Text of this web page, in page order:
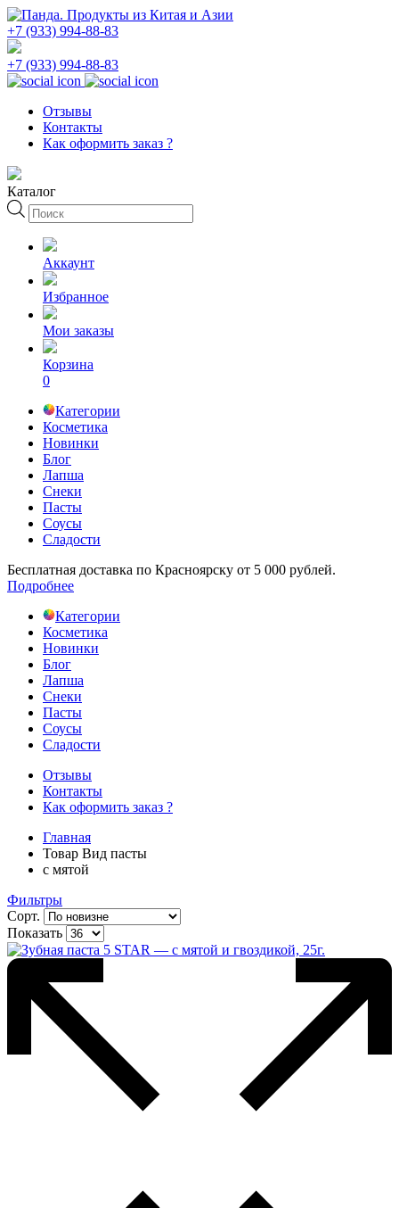
+7 (933) 994-88-83
+7 (933) 994-88-83
Отзывы
Контакты
Как оформить заказ ?
Каталог
Поиск
товаров
Аккаунт
Избранное
Мои заказы
Корзина
0
Категории
Косметика
Новинки
Блог
Лапша
Снеки
Пасты
Соусы
Сладости
Бесплатная доставка по Красноярску от 5 000 рублей.
Подробнее
Категории
Косметика
Новинки
Блог
Лапша
Снеки
Пасты
Соусы
Сладости
Отзывы
Контакты
Как оформить заказ ?
Главная
Товар Вид пасты
с мятой
Фильтры
Сорт.
Показать